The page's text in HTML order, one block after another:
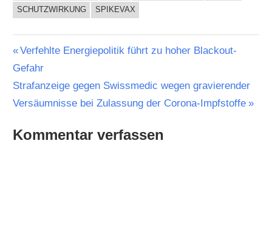
SCHUTZWIRKUNG
SPIKEVAX
Beitragsnavigation
Vorheriger
Beitrag:
Verfehlte Energiepolitik führt zu hoher Blackout-
Gefahr
Nächster
Beitrag:
Strafanzeige gegen Swissmedic wegen gravierender
Versäumnisse bei Zulassung der Corona-Impfstoffe
Kommentar verfassen